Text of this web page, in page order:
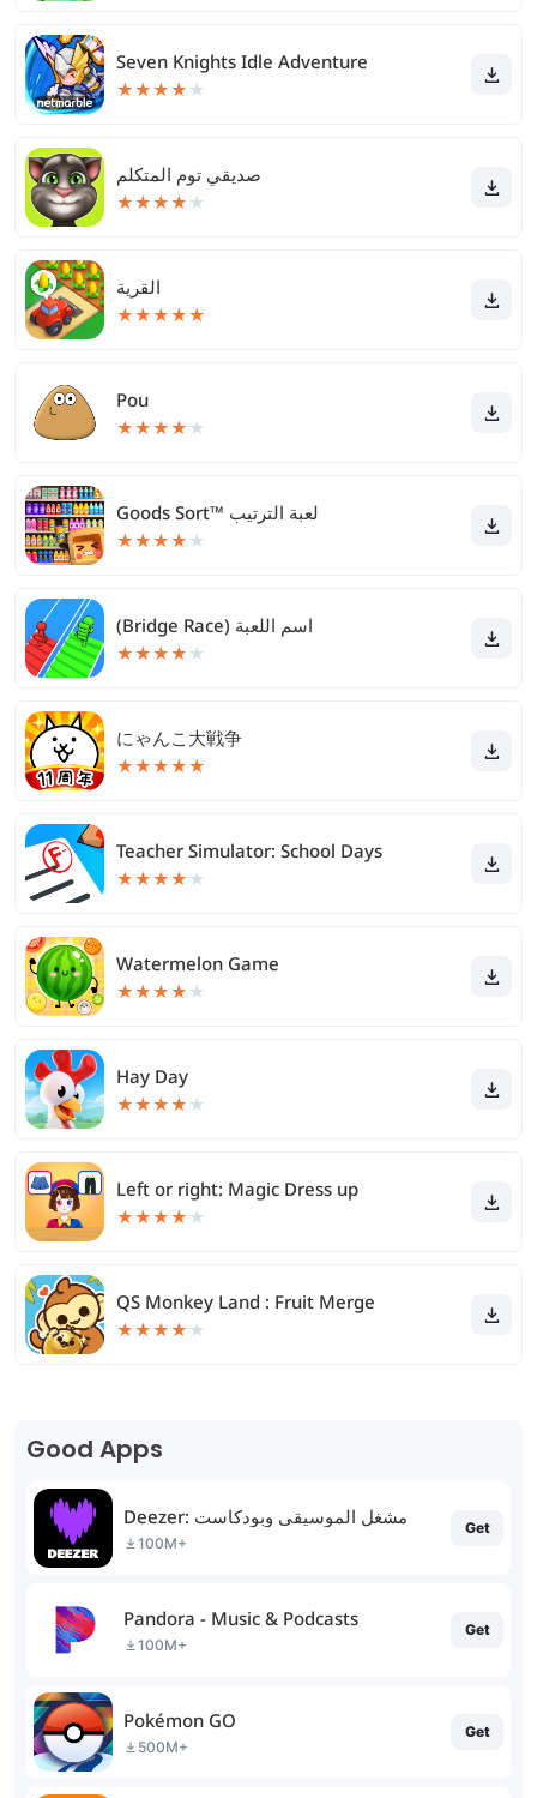
Seven Knights Idle Adventure
★★★★ ★
صديقي توم المتكلم
★★★★ ★
القرية
★★★★★
Pou
★★★★ ★
Goods Sort™ لعبة الترتيب
★★★★ ★
(Bridge Race) اسم اللعبة
★★★★ ★
にゃんこ大戦争
★★★★★
Teacher Simulator: School Days
★★★★ ★
Watermelon Game
★★★★ ★
Hay Day
★★★★ ★
Left or right: Magic Dress up
★★★★ ★
QS Monkey Land : Fruit Merge
★★★★ ★
Good Apps
Deezer: مشغل الموسيقى وبودكاست
100M+
Get
Pandora - Music & Podcasts
100M+
Get
Pokémon GO
500M+
Get